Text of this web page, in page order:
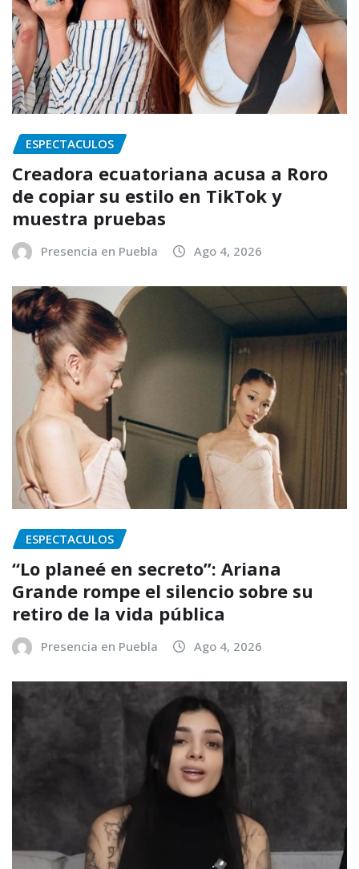
ESPECTACULOS
Creadora ecuatoriana acusa a Roro
de copiar su estilo en TikTok y
muestra pruebas
Presencia en Puebla Ago 4, 2026
ESPECTACULOS
“Lo planeé en secreto”: Ariana
Grande rompe el silencio sobre su
retiro de la vida pública
Presencia en Puebla Ago 4, 2026